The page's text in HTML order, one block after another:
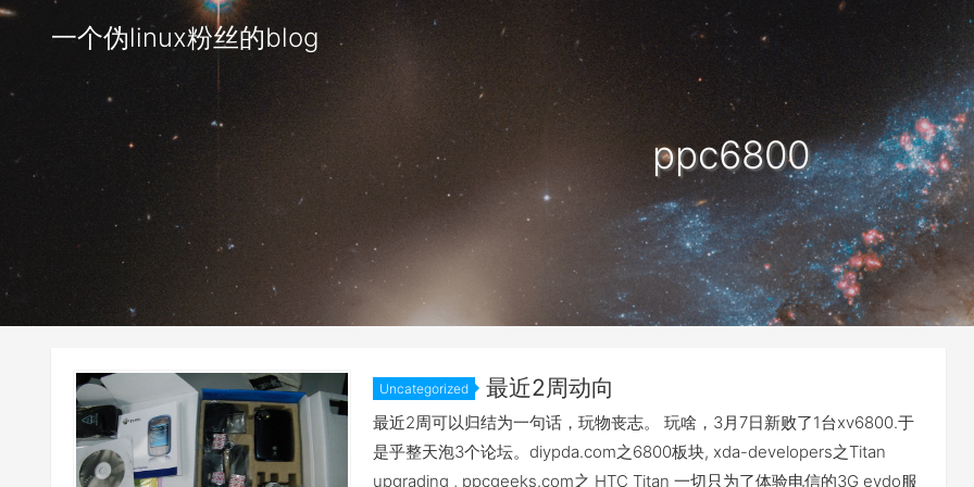
一个伪linux粉丝的blog
ppc6800
Uncategorized 最近2周动向
最近2周可以归结为一句话，玩物丧志。 玩啥，3月7日新败了1台xv6800.于
是乎整天泡3个论坛。diypda.com之6800板块, xda-developers之Titan
upgrading , ppcgeeks.com之 HTC Titan 一切只为了体验电信的3G evdo服